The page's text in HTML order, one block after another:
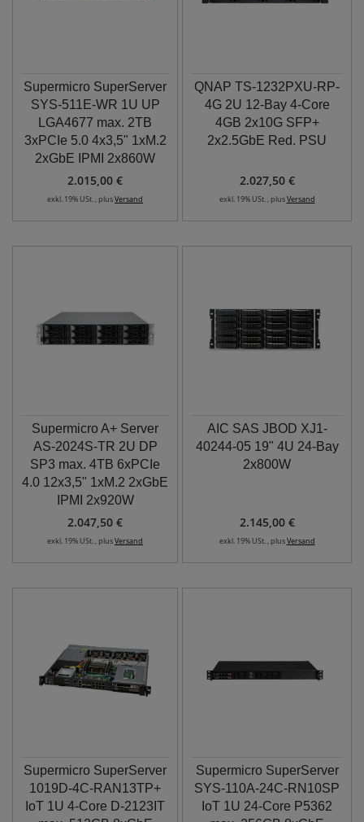
Supermicro SuperServer
SYS-511E-WR 1U UP
LGA4677 max. 2TB
3xPCIe 5.0 4x3,5" 1xM.2
2xGbE IPMI 2x860W
2.015,00 €
exkl. 19% USt. , plusVersand
QNAP TS-1232PXU-RP-
4G 2U 12-Bay 4-Core
4GB 2x10G SFP+
2x2.5GbE Red. PSU
2.027,50 €
exkl. 19% USt. , plusVersand
Supermicro A+ Server
AS-2024S-TR 2U DP
SP3 max. 4TB 6xPCIe
4.0 12x3,5" 1xM.2 2xGbE
IPMI 2x920W
2.047,50 €
exkl. 19% USt. , plusVersand
AIC SAS JBOD XJ1-
40244-05 19" 4U 24-Bay
2x800W
2.145,00 €
exkl. 19% USt. , plusVersand
Supermicro SuperServer
1019D-4C-RAN13TP+
IoT 1U 4-Core D-2123IT
Supermicro SuperServer
SYS-110A-24C-RN10SP
IoT 1U 24-Core P5362